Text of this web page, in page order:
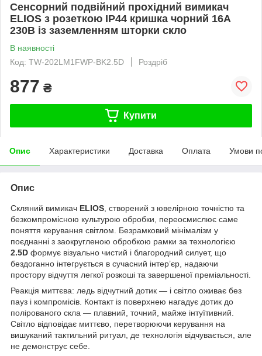
Сенсорний подвійний прохідний вимикач
ELIOS з розеткою IP44 кришка чорний 16А
230В із заземленням шторки скло
В наявності
Код: TW-202LM1FWP-BK2.5D
Роздріб
877 ₴
Купити
Опис Характеристики Доставка Оплата Умови
Опис
Скляний вимикач ELIOS , створений з ювелірною точністю та
безкомпромісною культурою обробки, переосмислює саме
поняття керування світлом. Безрамковий мінімалізм у
поєднанні з заокругленою обробкою рамки за технологією
2.5D формує візуально чистий і благородний силует, що
бездоганно інтегрується в сучасний інтер’єр, надаючи
простору відчуття легкої розкоші та завершеної преміальності.
Реакція миттєва: ледь відчутний дотик — і світло оживає без
пауз і компромісів. Контакт із поверхнею нагадує дотик до
полірованого скла — плавний, точний, майже інтуїтивний.
Світло відповідає миттєво, перетворюючи керування на
вишуканий тактильний ритуал, де технологія відчувається, але
не демонструє себе.